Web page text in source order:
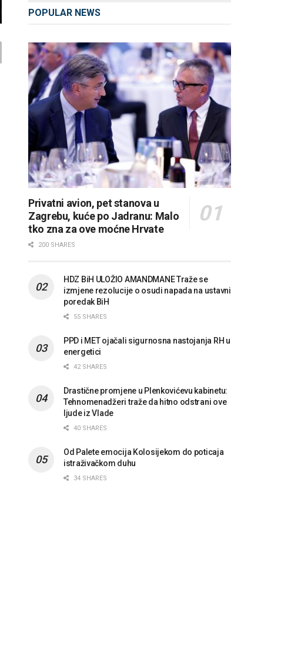
POPULAR NEWS
Privatni avion, pet stanova u
Zagrebu, kuće po Jadranu: Malo
tko zna za ove moćne Hrvate
200 SHARES
HDZ BiH ULOŽIO AMANDMANE Traže se
izmjene rezolucije o osudi napada na ustavni
poredak BiH
55 SHARES
PPD i MET ojačali sigurnosna nastojanja RH u
energetici
42 SHARES
Drastične promjene u Plenkovićevu kabinetu:
Tehnomenadžeri traže da hitno odstrani ove
ljude iz Vlade
40 SHARES
Od Palete emocija Kolosijekom do poticaja
istraživačkom duhu
34 SHARES